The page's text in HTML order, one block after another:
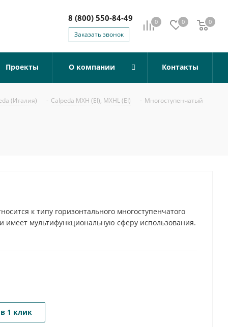
0 0 0
0
8 (800) 550-84-49
Заказать звонок
Проекты О компании Контакты
(Италия) - Calpeda MXH (EI), MXHL (EI) - Многоступенчатый
к типу горизонтального многоступенчатого
имеет мультифункциональную сферу использования.
1 клик